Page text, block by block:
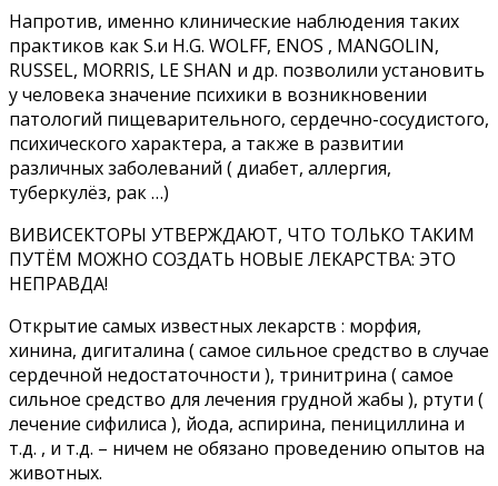
Напротив, именно клинические наблюдения таких
практиков как S.и H.G. WOLFF, ENOS , MANGOLIN,
RUSSEL, MORRIS, LE SHAN и др. позволили установить
у человека значение психики в возникновении
патологий пищеварительного, сердечно-сосудистого,
психического характера, а также в развитии
различных заболеваний ( диабет, аллергия,
туберкулёз, рак …)
ВИВИСЕКТОРЫ УТВЕРЖДАЮТ, ЧТО ТОЛЬКО ТАКИМ
ПУТЁМ МОЖНО СОЗДАТЬ НОВЫЕ ЛЕКАРСТВА: ЭТО
НЕПРАВДА!
Открытие самых известных лекарств : морфия,
хинина, дигиталина ( самое сильное средство в случае
сердечной недостаточности ), тринитрина ( самое
сильное средство для лечения грудной жабы ), ртути (
лечение сифилиса ), йода, аспирина, пенициллина и
т.д. , и т.д. – ничем не обязано проведению опытов на
животных.